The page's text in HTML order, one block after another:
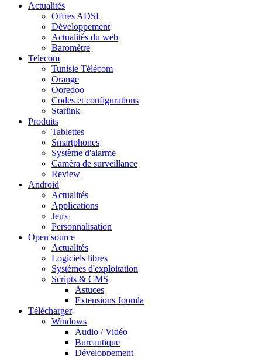
Actualités
Offres ADSL
Développement
Actualités du web
Baromètre
Telecom
Tunisie Télécom
Orange
Ooredoo
Codes et configurations
Starlink
Produits
Tablettes
Smartphones
Système d'alarme
Caméra de surveillance
Review
Android
Actualités
Applications
Jeux
Personnalisation
Open source
Actualités
Logiciels libres
Systèmes d'exploitation
Scripts & CMS
Astuces
Extensions Joomla
Télécharger
Windows
Audio / Vidéo
Bureautique
Développement